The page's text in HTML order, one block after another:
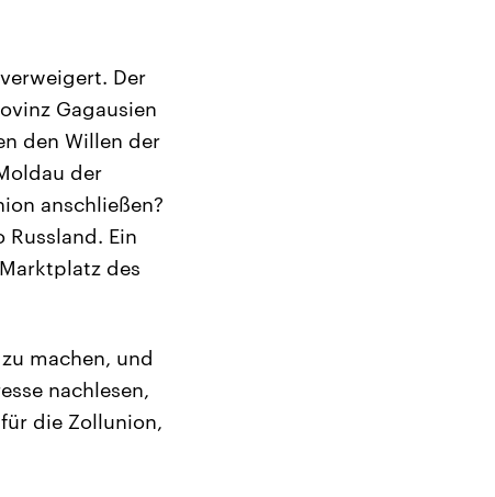
Der
Gagausien
den Willen der
der
anschließen?
Ein
des
machen, und
nachlesen,
die Zollunion,